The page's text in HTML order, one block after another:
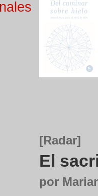
[Radar]
El
por